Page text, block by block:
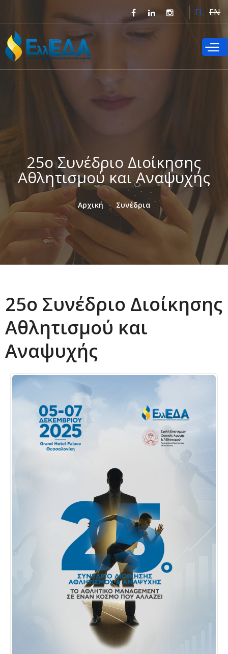
προς το
κυρίως
περιεχόμενο
EL EN
25ο Συνέδριο Διοίκησης
Αθλητισμού και Αναψυχής
Αρχική Συνέδρια
25ο Συνέδριο Διοίκησης
Αθλητισμού και
Αναψυχής